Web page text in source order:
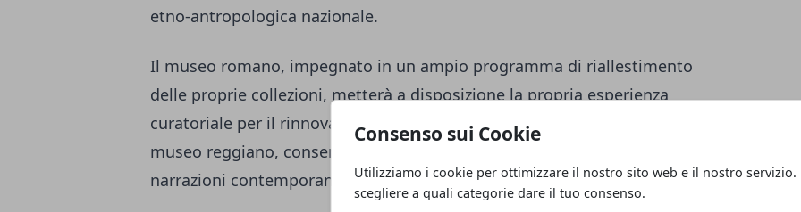
Consenso sui Cookie
Utilizziamo i cookie per ottimizzare il nostro sito web e il nostro servizio.
scegliere a quali categorie dare il tuo consenso.
etno-antropologica nazionale.
Il museo romano, impegnato in un ampio programma di riallestimento
delle proprie collezioni, metterà a disposizione la propria esperienza
curatoriale per il rinnovamento della
Sezione etnografica “Mondi”
museo reggiano, consentendo di integrare approcci, metodologie e
narrazioni contemporanee sul tema delle culture del mondo.